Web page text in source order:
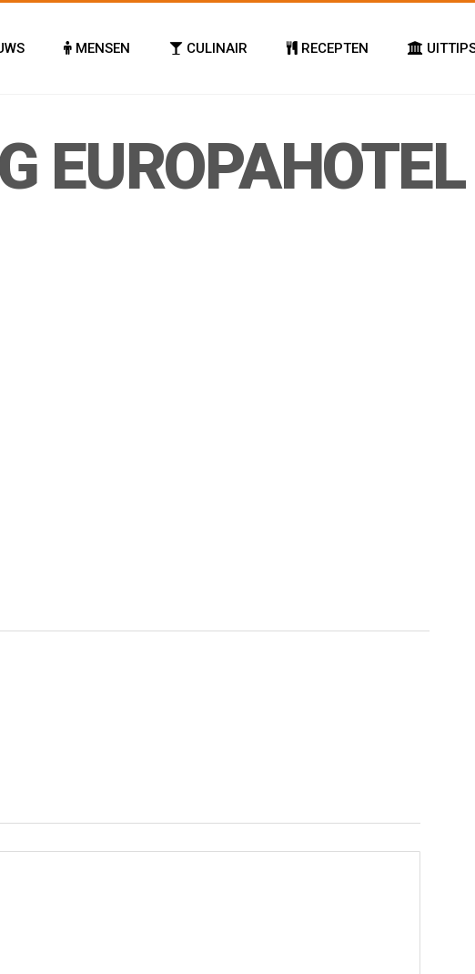
MENSEN CULINAIR RECEPTEN